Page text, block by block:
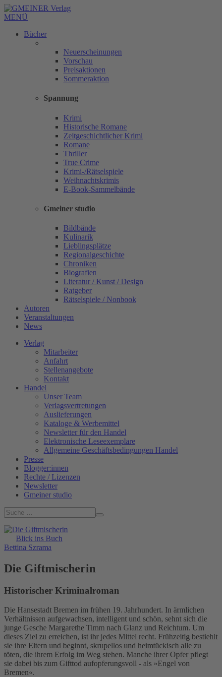
MENÜ
Bücher
Neuerscheinungen
Vorschau
Preisaktionen
Sommeraktion
Spannung
Krimi
Historische Romane
Zeitgeschichtlicher Krimi
Romane
Thriller
True Crime
Krimi-/Rätselspiele
Weihnachtskrimis
E-Book-Sammelbände
Gmeiner studio
Bildbände
Kulinarik
Lieblingsplätze
Regionalgeschichte
Chroniken
Biografien
Literatur / Kunst / Design
Ratgeber
Rätselspiele / Nonbook
Autoren
Veranstaltungen
News
Verlag
Mitarbeiter
Anfahrt
Stellenangebote
Kontakt
Handel
Unser Team
Verlagsvertretungen
Auslieferungen
Kataloge & Werbemittel
Newsletter für den Handel
Elektronische Leseexemplare
Allgemeine Geschäftsbedingungen Handel
Presse
Blogger:innen
Rechte / Lizenzen
Newsletter
Gmeiner studio
Blick ins Buch
Bettina Szrama
Die Giftmischerin
Historischer Kriminalroman
Die Hansestadt Bremen im frühen 19. Jahrhundert. In ärmlichen
Verhältnissen aufgewachsen, intelligent und schön, sehnt sich die
junge Gesche Margarethe Timm nach Glanz und Reichtum. Um
dieses Ziel zu erreichen, ist ihr jedes Mittel recht. Frühzeitig bestiehlt
sie ihre Eltern und beginnt, skrupellos und heimtückisch alle zu
töten, die ihrem Erfolg im Weg stehen. Manche ihrer Opfer pflegt
sie dabei bis zum Gifttod aufopferungsvoll - als »Engel von
Bremen«.